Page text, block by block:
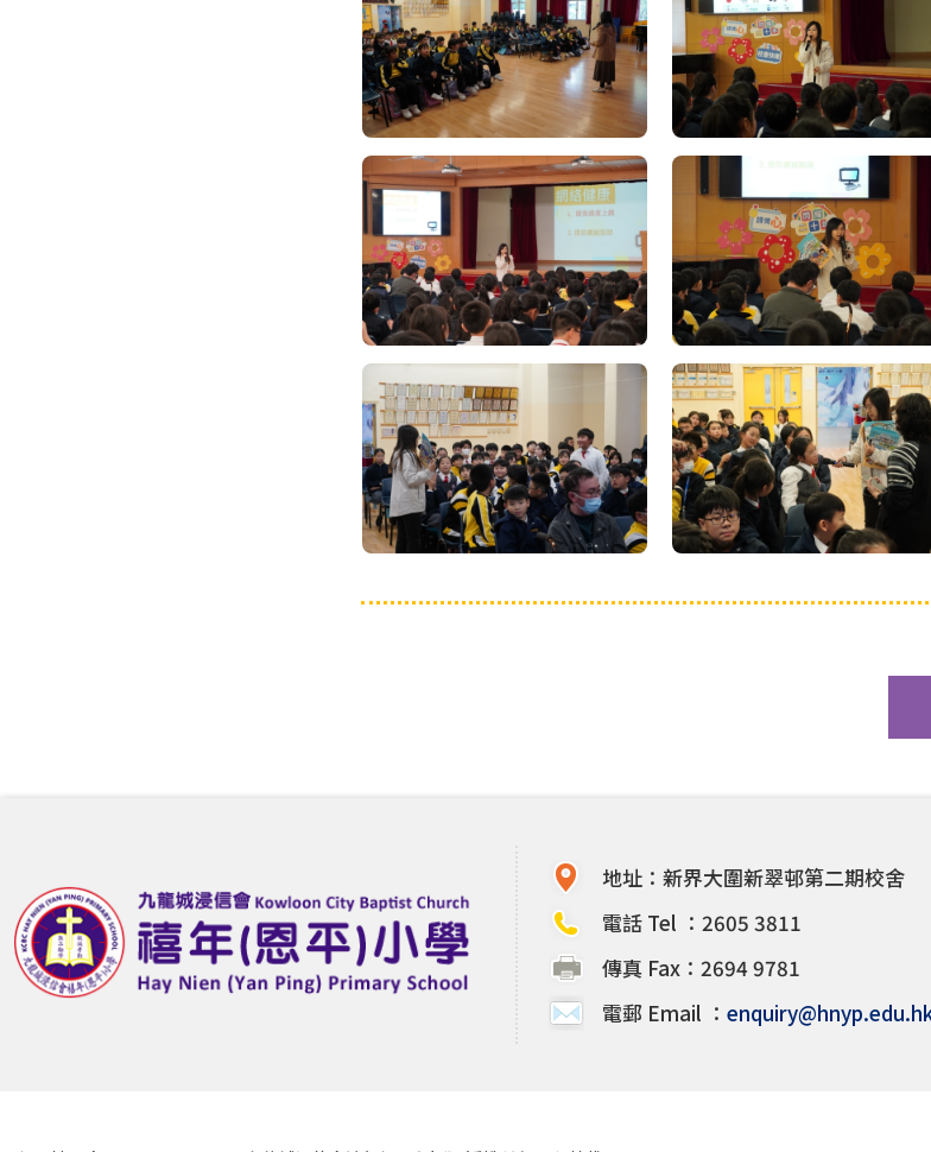
地址：新界大圍新翠邨第二期校舍
電話 Tel ：2605 3811
傳真 Fax：2694 9781
電郵 Email ：